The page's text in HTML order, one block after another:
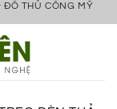
ĐỒ THỦ CÔNG MỸ